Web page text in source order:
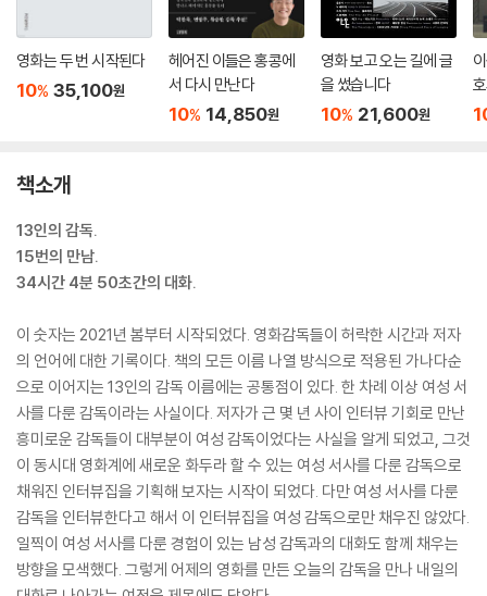
영화는 두 번 시작된다
10% 35,100원
헤어진 이들은 홍콩에
서 다시 만난다
10% 14,850원
영화 보고 오는 길에 글
을 썼습니다
10% 21,600원
책소개
13인의 감독.
15번의 만남.
34시간 4분 50초간의 대화.
이 숫자는 2021년 봄부터 시작되었다. 영화감독들이 허락한 시간과 저자
의 언어에 대한 기록이다. 책의 모든 이름 나열 방식으로 적용된 가나다순
으로 이어지는 13인의 감독 이름에는 공통점이 있다. 한 차례 이상 여성 서
사를 다룬 감독이라는 사실이다. 저자가 근 몇 년 사이 인터뷰 기회로 만난
흥미로운 감독들이 대부분이 여성 감독이었다는 사실을 알게 되었고, 그것
이 동시대 영화계에 새로운 화두라 할 수 있는 여성 서사를 다룬 감독으로
채워진 인터뷰집을 기획해 보자는 시작이 되었다. 다만 여성 서사를 다룬
감독을 인터뷰한다고 해서 이 인터뷰집을 여성 감독으로만 채우진 않았다.
일찍이 여성 서사를 다룬 경험이 있는 남성 감독과의 대화도 함께 채우는
방향을 모색했다. 그렇게 어제의 영화를 만든 오늘의 감독을 만나 내일의